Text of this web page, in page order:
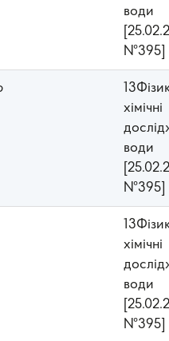
води
№395]
хімічні
води
№395]
хімічні
води
№395]